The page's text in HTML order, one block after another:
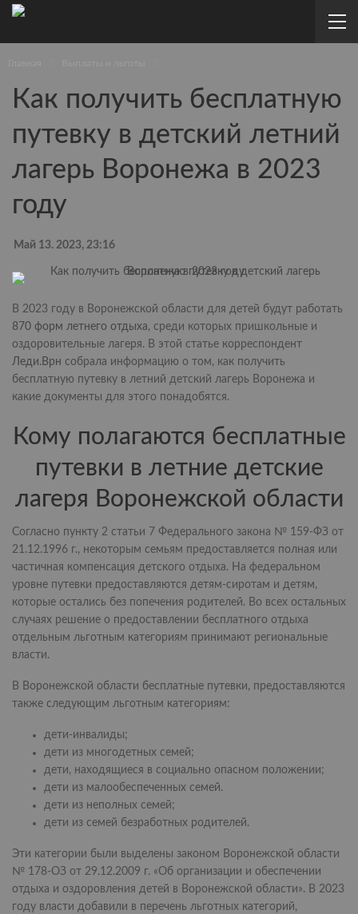
Как получить бесплатную
путевку в детский летний
лагерь Воронежа в 2023
году
Май 13. 2023, 23:16
В 2023 году в Воронежской области для детей будут работать
870 форм летнего отдыха, среди которых пришкольные и
оздоровительные лагеря. В этой статье корреспондент
Леди.Врн собрала информацию о том, как получить
бесплатную путевку в летний детский лагерь Воронежа и
какие документы для этого понадобятся.
Кому полагаются бесплатные
путевки в летние детские
лагеря Воронежской области
Согласно пункту 2 статьи 7 Федерального закона № 159-ФЗ от
21.12.1996 г., некоторым семьям предоставляется полная или
частичная компенсация детского отдыха. На федеральном
уровне путевки предоставляются детям-сиротам и детям,
которые остались без попечения родителей. Во всех остальных
случаях решение о предоставлении бесплатного отдыха
отдельным льготным категориям принимают региональные
власти.
В Воронежской области бесплатные путевки, предоставляются
также следующим льготным категориям:
дети-инвалиды;
дети из многодетных семей;
дети, находящиеся в социально опасном положении;
дети из малообеспеченных семей.
дети из неполных семей;
дети из семей безработных родителей.
Эти категории были выделены законом Воронежской области
№ 178-ОЗ от 29.12.2009 г. «Об организации и обеспечении
отдыха и оздоровления детей в Воронежской области». В 2023
году власти добавили в перечень льготных категорий,